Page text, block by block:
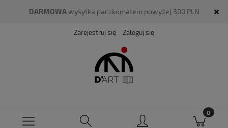
DARMOWAwysyłka paczkomatem powyżej 300 PLN
Zarejestruj się Zaloguj się